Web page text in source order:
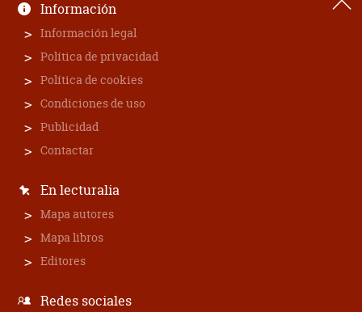
Información
Información legal
Política de privacidad
Política de cookies
Condiciones de uso
Publicidad
Contactar
En lecturalia
Mapa autores
Mapa libros
Editores
Redes sociales